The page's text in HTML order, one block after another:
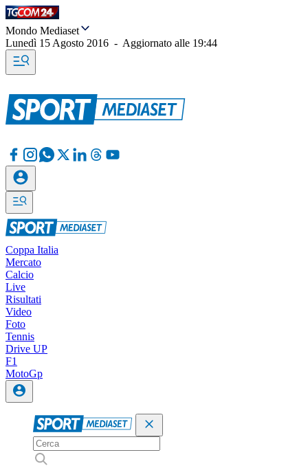
Mondo Mediaset
Lunedì 15 Agosto 2016 - Aggiornato alle 19:44
Coppa Italia
Mercato
Calcio
Live
Risultati
Video
Foto
Tennis
Drive UP
F1
MotoGp